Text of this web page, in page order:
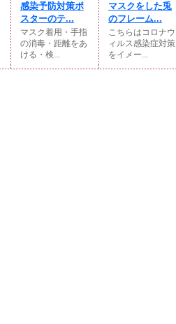
感染予防対策ポ
スターのテ...
マスク着用・手指
の消毒・距離をあ
ける・検...
マスクをした兎
のフレーム...
こちらはコロナウ
ィルス感染症対策
をイメー...